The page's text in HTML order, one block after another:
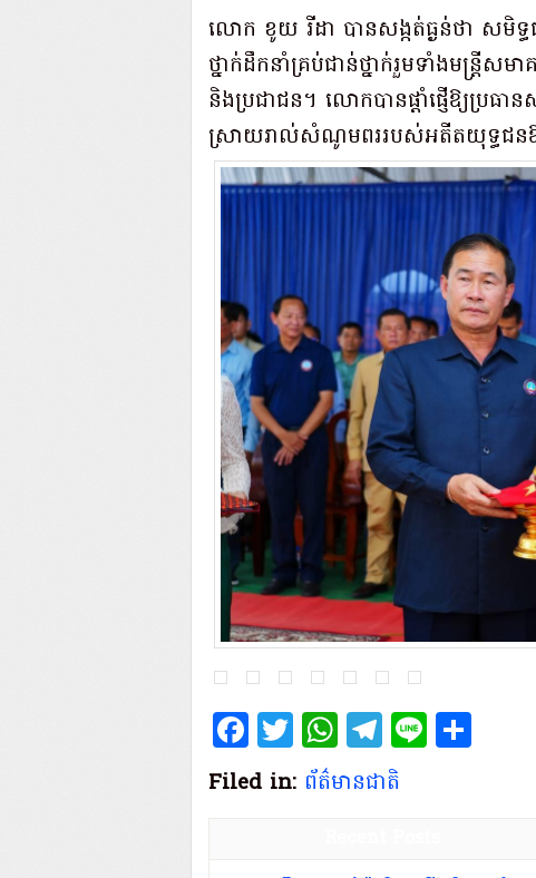
លោក ខូយ រីដា បានសង្កត់ធ្ងន់ថា សមិទ្
ថ្នាក់ដឹកនាំគ្រប់ជាន់ថ្នាក់រួមទាំងមន្ត្រីស
និងប្រជាជន។ លោកបានផ្តាំផ្ញើឱ្យប្រធ
ស្រាយរាល់សំណូមពររបស់អតីតយុទ្ធជនឱ្
Facebook
Twitter
WhatsApp
Telegram
Line
Filed in: ព័ត៌មានជាតិ